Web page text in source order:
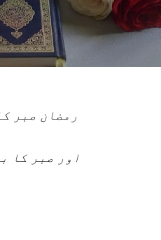
رمضان صبر
اور صبر کا